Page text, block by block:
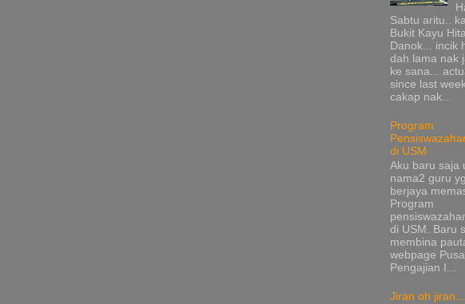
Sabtu aritu..
Bukit Kayu
Danok... incik
dah lama nak
ke sana...
since last
cakap nak...
Program
di USM
Aku baru saja
nama2 guru yg
berjaya
Program
di USM. Baru
membina
webpage
Pengajian I...
Jiran oh jiran...